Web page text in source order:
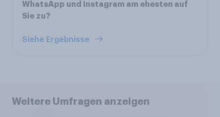
WhatsApp und Instagram am ehesten auf
Sie zu?
Siehe Ergebnisse
Weitere Umfragen anzeigen